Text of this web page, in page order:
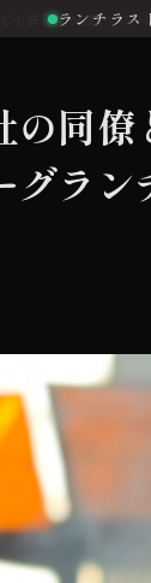
ランチラス
も満足度が高いハン
の同
グラ